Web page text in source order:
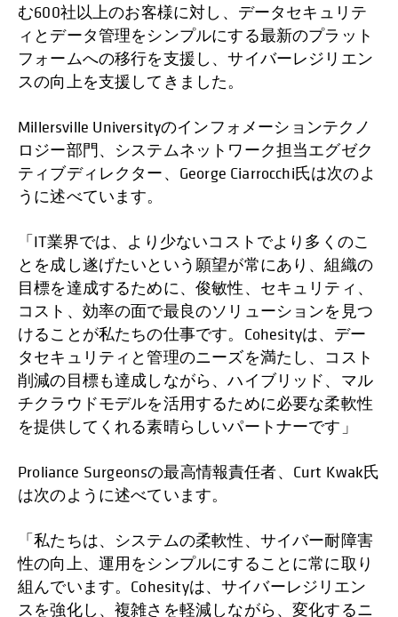
む600社以上のお客様に対し、データセキュリテ
ィとデータ管理をシンプルにする最新のプラット
フォームへの移行を支援し、サイバーレジリエン
スの向上を支援してきました。
Millersville Universityのインフォメーションテクノ
ロジー部門、システムネットワーク担当エグゼク
ティブディレクター、George Ciarrocchi氏は次のよ
うに述べています。
「IT業界では、より少ないコストでより多くのこ
とを成し遂げたいという願望が常にあり、組織の
目標を達成するために、俊敏性、セキュリティ、
コスト、効率の面で最良のソリューションを見つ
けることが私たちの仕事です。Cohesityは、デー
タセキュリティと管理のニーズを満たし、コスト
削減の目標も達成しながら、ハイブリッド、マル
チクラウドモデルを活用するために必要な柔軟性
を提供してくれる素晴らしいパートナーです」
Proliance Surgeonsの最高情報責任者、Curt Kwak氏
は次のように述べています。
「私たちは、システムの柔軟性、サイバー耐障害
性の向上、運用をシンプルにすることに常に取り
組んでいます。Cohesityは、サイバーレジリエン
スを強化し、複雑さを軽減しながら、変化するニ